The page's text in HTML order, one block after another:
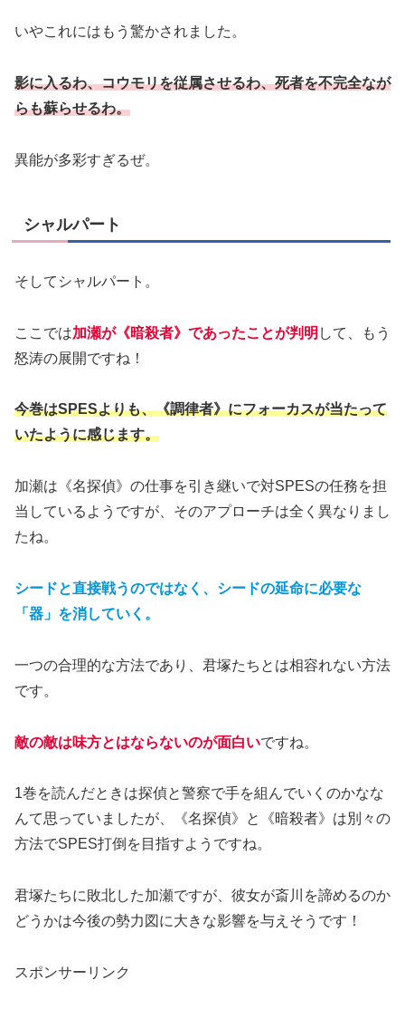
いやこれにはもう驚かされました。
影に入るわ、コウモリを従属させるわ、死者を不完全なが
らも蘇らせるわ。
異能が多彩すぎるぜ。
シャルパート
そしてシャルパート。
ここでは加瀬が《暗殺者》であったことが判明 して、もう
怒涛の展開ですね！
今巻はSPESよりも、《調律者》にフォーカスが当たって
いたように感じます。
加瀬は《名探偵》の仕事を引き継いで対SPESの任務を担
当しているようですが、そのアプローチは全く異なりまし
たね。
シードと直接戦うのではなく、シードの延命に必要な
「器」を消していく。
一つの合理的な方法であり、君塚たちとは相容れない方法
です。
敵の敵は味方とはならないのが面白いですね。
1巻を読んだときは探偵と警察で手を組んでいくのかなな
んて思っていましたが、《名探偵》と《暗殺者》は別々の
方法でSPES打倒を目指すようですね。
君塚たちに敗北した加瀬ですが、彼女が斎川を諦めるのか
どうかは今後の勢力図に大きな影響を与えそうです！
スポンサーリンク